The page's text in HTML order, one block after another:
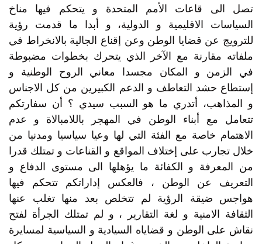
تصل الى قاعات الأمم المتحدة و يتحكم فيها مناخ
السياسات الاقليمية و الدولية، و أبدا ما قدمت رؤية
للترويج عن قضايا الوطن وعن إقناع الجالية بالانخراط في
ملفاته مقارنة مع الآخر الذي يتحرك بخطوات مضبوطة
في الزمن و المكان مجسدا معاني الروح الوطنية و
إستطاع حشد التعاطف و الدعم الكبيرين من كل الاجناس
و المذاهب، أتدري ما هو السبب سيدي ؟ أن سفارتكم
تتعامل مع أبناء الوطن في المهجر باللامبالاة و عدم
الاهتمام خاصة مع الفئة التي لها وعيا سياسيا ومدنيا من
خلال تجارب على إختلاف المواقع و القناعات و تمتلك قدرا
من المعرفة و الكفائة ما يؤهلها الى مستوى الدفاع و
التعريف عن الوطن ، فالعكس إداراتكم تتحكم فيها
هواجس ضيقة الرؤية لم تتخلص بعد منها تغلب عنها
الثقافة الامنية و لغة التقارير ، و لم تمتلك الجرأة لفتح
نقاش على الوطن و قضاياه السيادية و السياسية لمسايرة